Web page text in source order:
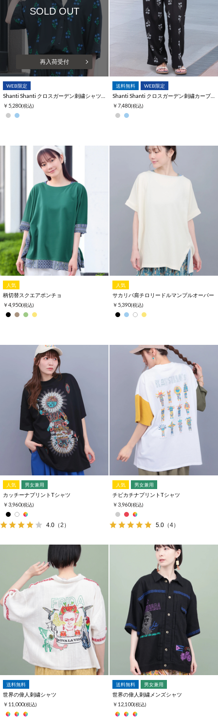
SOLD OUT
再入荷受付
WEB限定
￥5,280(税込)
送料無料 WEB限定
￥7,480(税込)
人気
柄切替スクエアポンチョ
￥4,950(税込)
人気
サカリバ肩チロリードルマンプルオーバー
￥5,390(税込)
人気 男女兼用
カッチーナプリントTシャツ
￥3,960(税込)
4.0 （2）
人気 男女兼用
チビカチナプリントTシャツ
￥3,960(税込)
5.0 （4）
送料無料
世界の偉人刺繍シャツ
￥11,000(税込)
送料無料 男女兼用
世界の偉人刺繍メンズシャツ
￥12,100(税込)